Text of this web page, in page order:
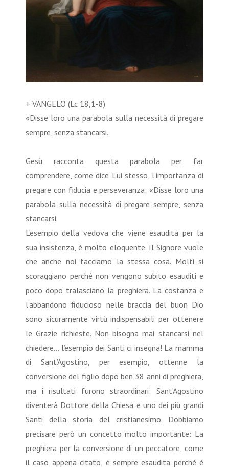
+ VANGELO (Lc 18,1-8)
«Disse loro una parabola sulla necessità di pregare
sempre, senza stancarsi.
Gesù racconta questa parabola per far
comprendere, come dice Lui stesso, l’importanza di
pregare con fiducia e perseveranza: «Disse loro una
parabola sulla necessità di pregare sempre, senza
stancarsi.
L’esempio della vedova che viene esaudita per la
sua insistenza, è molto eloquente. Il Signore vuole
che anche noi facciamo la stessa cosa. Molti si
scoraggiano perché non vengono subito esauditi e
poco dopo tralasciano la preghiera. La costanza e
l’abbandono fiducioso nelle braccia del buon Dio
sono sicuramente virtù indispensabili per ottenere
le Grazie richieste. Non bisogna mai stancarsi nel
chiedere… l’esempio dei Santi ci insegna! La mamma
di Sant’Agostino, per esempio, ottenne la
conversione del figlio dopo ben 38 anni di preghiera,
ma i risultati furono straordinari: Sant’Agostino
diventerà Dottore della Chiesa e uno dei più grandi
Santi della storia del cristianesimo. Dobbiamo
precisare però un concetto molto importante: La
preghiera per la conversione di un peccatore, come
il caso appena citato, è sempre esaudita perché è